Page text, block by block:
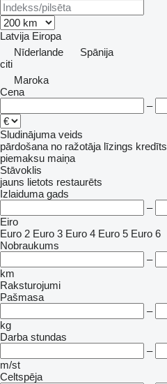
Latvija Eiropa
Nīderlande
Spānija
citi
Maroka
Cena
–
Sludinājuma veids
pārdošana no ražotāja līzings kredīts
piemaksu maiņa
Stāvoklis
jauns lietots restaurēts
Izlaiduma gads
–
Eiro
Euro 2 Euro 3 Euro 4 Euro 5 Euro 6
Nobraukums
–
km
Raksturojumi
Pašmasa
–
kg
Darba stundas
–
m/st
Celtspēja